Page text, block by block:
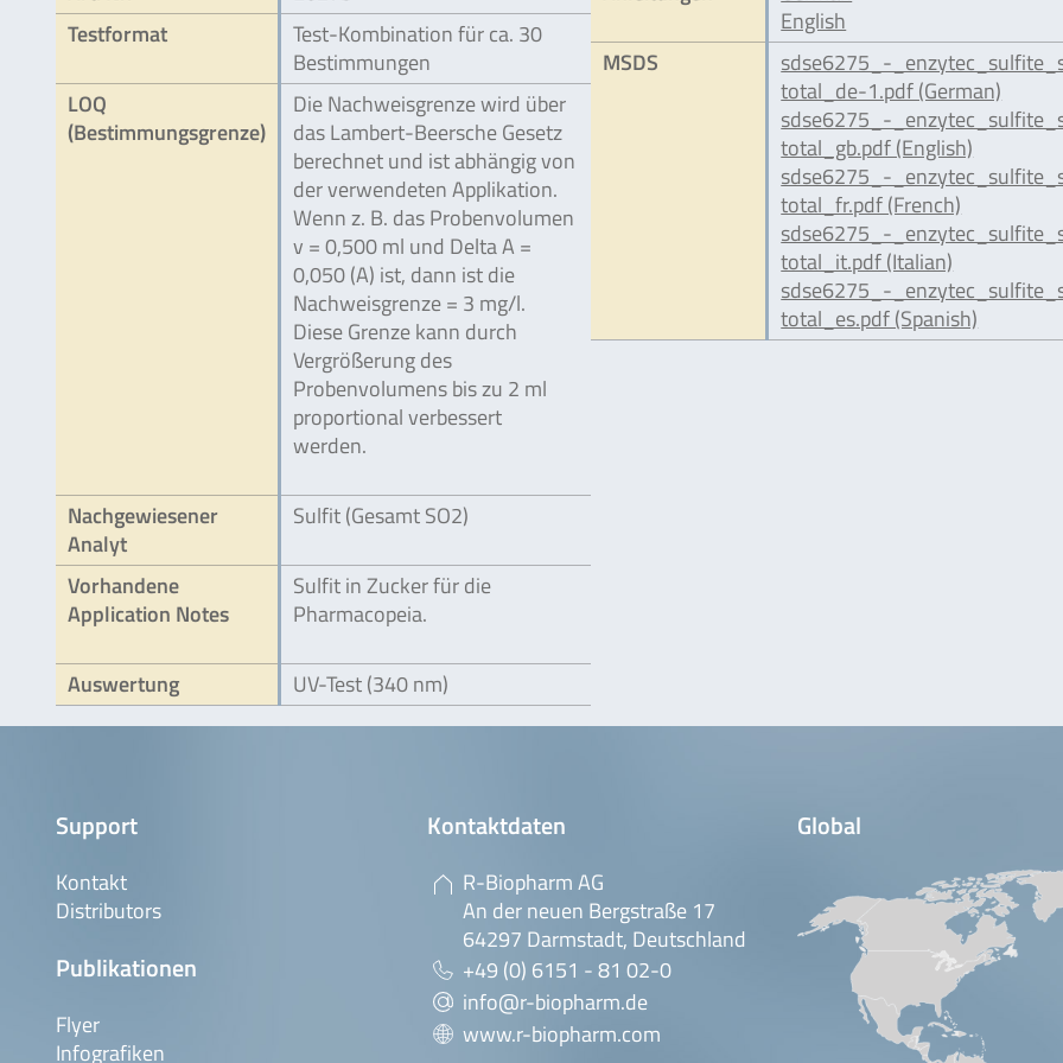
Testformat
Test-Kombination für ca. 30
Bestimmungen
LOQ
(Bestimmungsgrenze)
Die Nachweisgrenze wird über
das Lambert-Beersche Gesetz
berechnet und ist abhängig von
der verwendeten Applikation.
Wenn z. B. das Probenvolumen
v = 0,500 ml und Delta A =
0,050 (A) ist, dann ist die
Nachweisgrenze = 3 mg/l.
Diese Grenze kann durch
Vergrößerung des
Probenvolumens bis zu 2 ml
proportional verbessert
werden.
Nachgewiesener
Analyt
Sulfit (Gesamt SO2)
Vorhandene
Application Notes
Sulfit in Zucker für die
Pharmacopeia.
Auswertung UV-Test (340 nm)
English
MSDS
sdse6275_-
total_de-1.pdf (German)
sdse6275_-
total_gb.pdf (English)
sdse6275_-
total_fr.pdf (French)
sdse6275_-
total_it.pdf (Italian)
sdse6275_-
total_es.pdf (Spanish)
Support
Kontakt
Distributors
Publikationen
Flyer
Infografiken
Kontaktdaten
R-Biopharm AG
An der neuen Bergstraße 17
64297 Darmstadt, Deutschland
+49 (0) 6151 - 81 02-0
info@r-biopharm.de
www.r-biopharm.com
Global